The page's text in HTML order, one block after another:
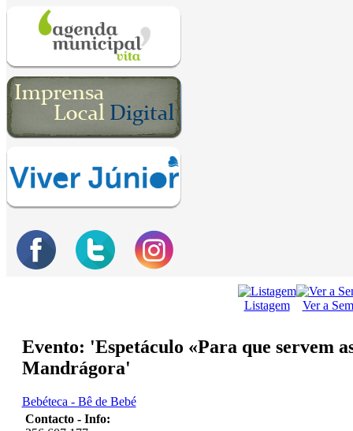
Listagem Ver a
Evento: 'Espetáculo «Para que servem
Mandrágora'
Bebéteca - Bê de Bebé
Contacto - Info: